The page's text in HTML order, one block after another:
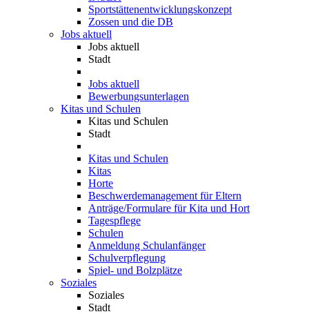
Sportstättenentwicklungskonzept
Zossen und die DB
Jobs aktuell
Jobs aktuell
Stadt
Jobs aktuell
Bewerbungsunterlagen
Kitas und Schulen
Kitas und Schulen
Stadt
Kitas und Schulen
Kitas
Horte
Beschwerdemanagement für Eltern
Anträge/Formulare für Kita und Hort
Tagespflege
Schulen
Anmeldung Schulanfänger
Schulverpflegung
Spiel- und Bolzplätze
Soziales
Soziales
Stadt